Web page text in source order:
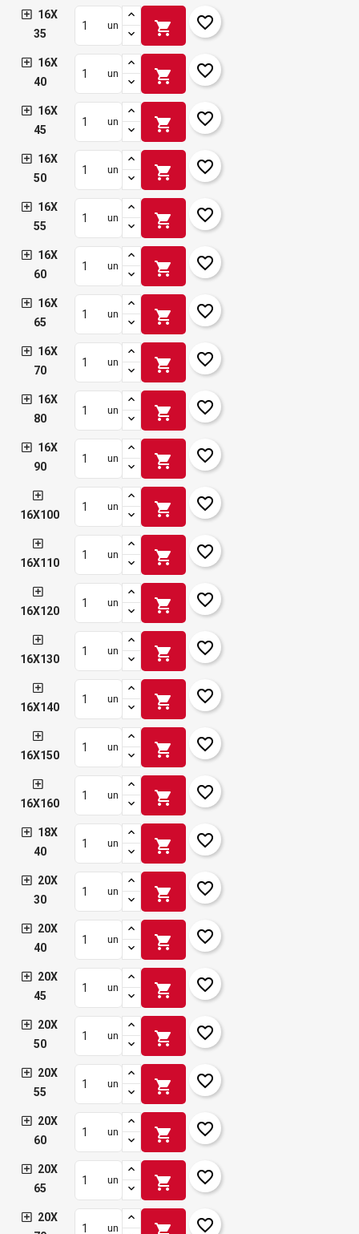
16X
35
un shopping_cart favorite_border
16X
40
un shopping_cart favorite_border
16X
45
un shopping_cart favorite_border
16X
50
un shopping_cart favorite_border
16X
55
un shopping_cart favorite_border
16X
60
un shopping_cart favorite_border
16X
65
un shopping_cart favorite_border
16X
70
un shopping_cart favorite_border
16X
80
un shopping_cart favorite_border
16X
90
un shopping_cart favorite_border
16X100
un shopping_cart favorite_border
16X110
un shopping_cart favorite_border
16X120
un shopping_cart favorite_border
16X130
un shopping_cart favorite_border
16X140
un shopping_cart favorite_border
16X150
un shopping_cart favorite_border
16X160
un shopping_cart favorite_border
18X
40
un shopping_cart favorite_border
20X
30
un shopping_cart favorite_border
20X
40
un shopping_cart favorite_border
20X
45
un shopping_cart favorite_border
20X
50
un shopping_cart favorite_border
20X
55
un shopping_cart favorite_border
20X
60
un shopping_cart favorite_border
20X
65
un shopping_cart favorite_border
20X
un favorite_border